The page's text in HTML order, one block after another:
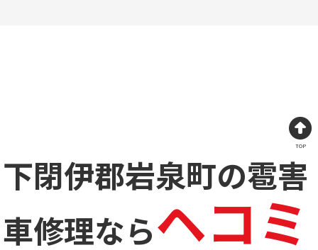
下閉伊郡岩泉町の雹害
車修理ならヘコミ
TOP